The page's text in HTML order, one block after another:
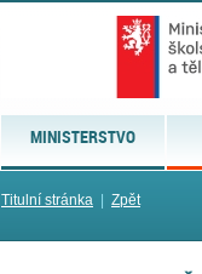
MINISTERSTVO
Titulní stránka Zpět